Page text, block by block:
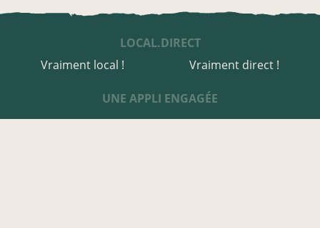
LOCAL.DIRECT
Vraiment local !
Vraiment direct !
UNE APPLI ENGAGÉE